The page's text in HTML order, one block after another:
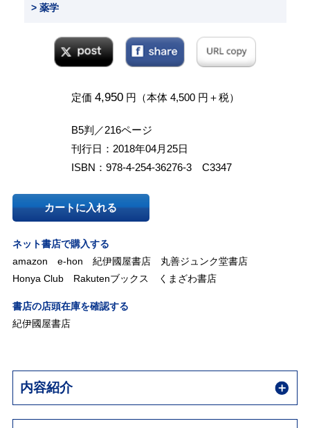
> 薬学
定価 4,950円（本体 4,500 円＋税）
B5判／216ページ
刊行日：2018年04月25日
ISBN：978-4-254-36276-3 C3347
カートに入れる
ネット書店で購入する
amazon
e-hon 紀伊國屋書店
丸善ジュンク堂書店
Honya Club
Rakutenブックス くまざわ書店
書店の店頭在庫を確認する
紀伊國屋書店
内容紹介